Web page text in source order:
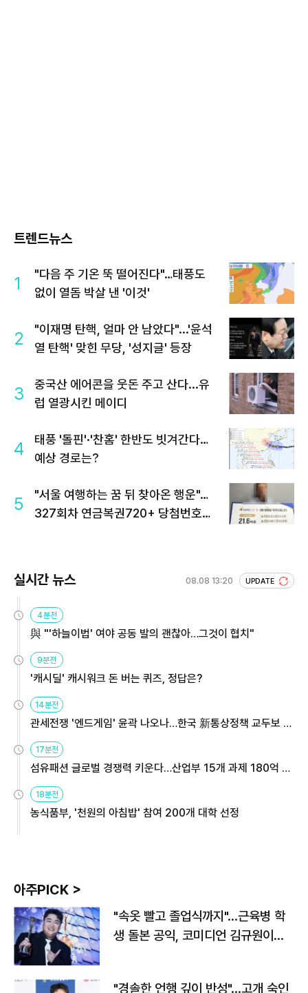
트렌드뉴스
1
"다음 주 기온 뚝 떨어진다"…태풍도
없이 열돔 박살 낸 '이것'
2
"이재명 탄핵, 얼마 안 남았다"...'윤석
열 탄핵' 맞힌 무당, '성지글' 등장
3
중국산 에어콘을 웃돈 주고 산다...유
럽 열광시킨 메이디
4
태풍 '돌핀'·'찬홈' 한반도 빗겨간다…
예상 경로는?
5
"서울 여행하는 꿈 뒤 찾아온 행운"…
327회차 연금복권720+ 당첨번호조
실시간 뉴스 08.08 13:20 UPDATE
4분전
與 "'하늘이법' 여야 공동 발의 괜찮아…그것이 협치"
9분전
'캐시딜' 캐시워크 돈 버는 퀴즈, 정답은?
14분전
관세전쟁 '엔드게임' 윤곽 나오나…한국 新통상정책 교두보 활
용해야
17분전
섬유패션 글로벌 경쟁력 키운다…산업부 15개 과제 180억 지
원
18분전
농식품부, '천원의 아침밥' 참여 200개 대학 선정
아주PICK >
"속옷 빨고 졸업식까지"…근육병 학
생 돌본 공익, 코미디언 김규원이었
"경솔한 언행 깊이 반성"…고개 숙인